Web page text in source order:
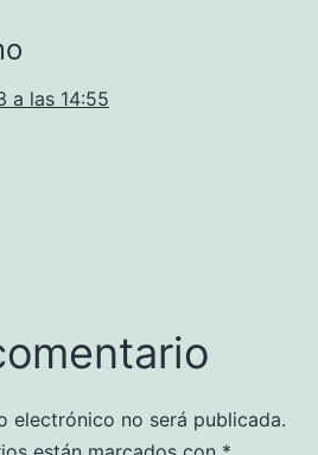
a las 14:55
electrónico no será publicada.